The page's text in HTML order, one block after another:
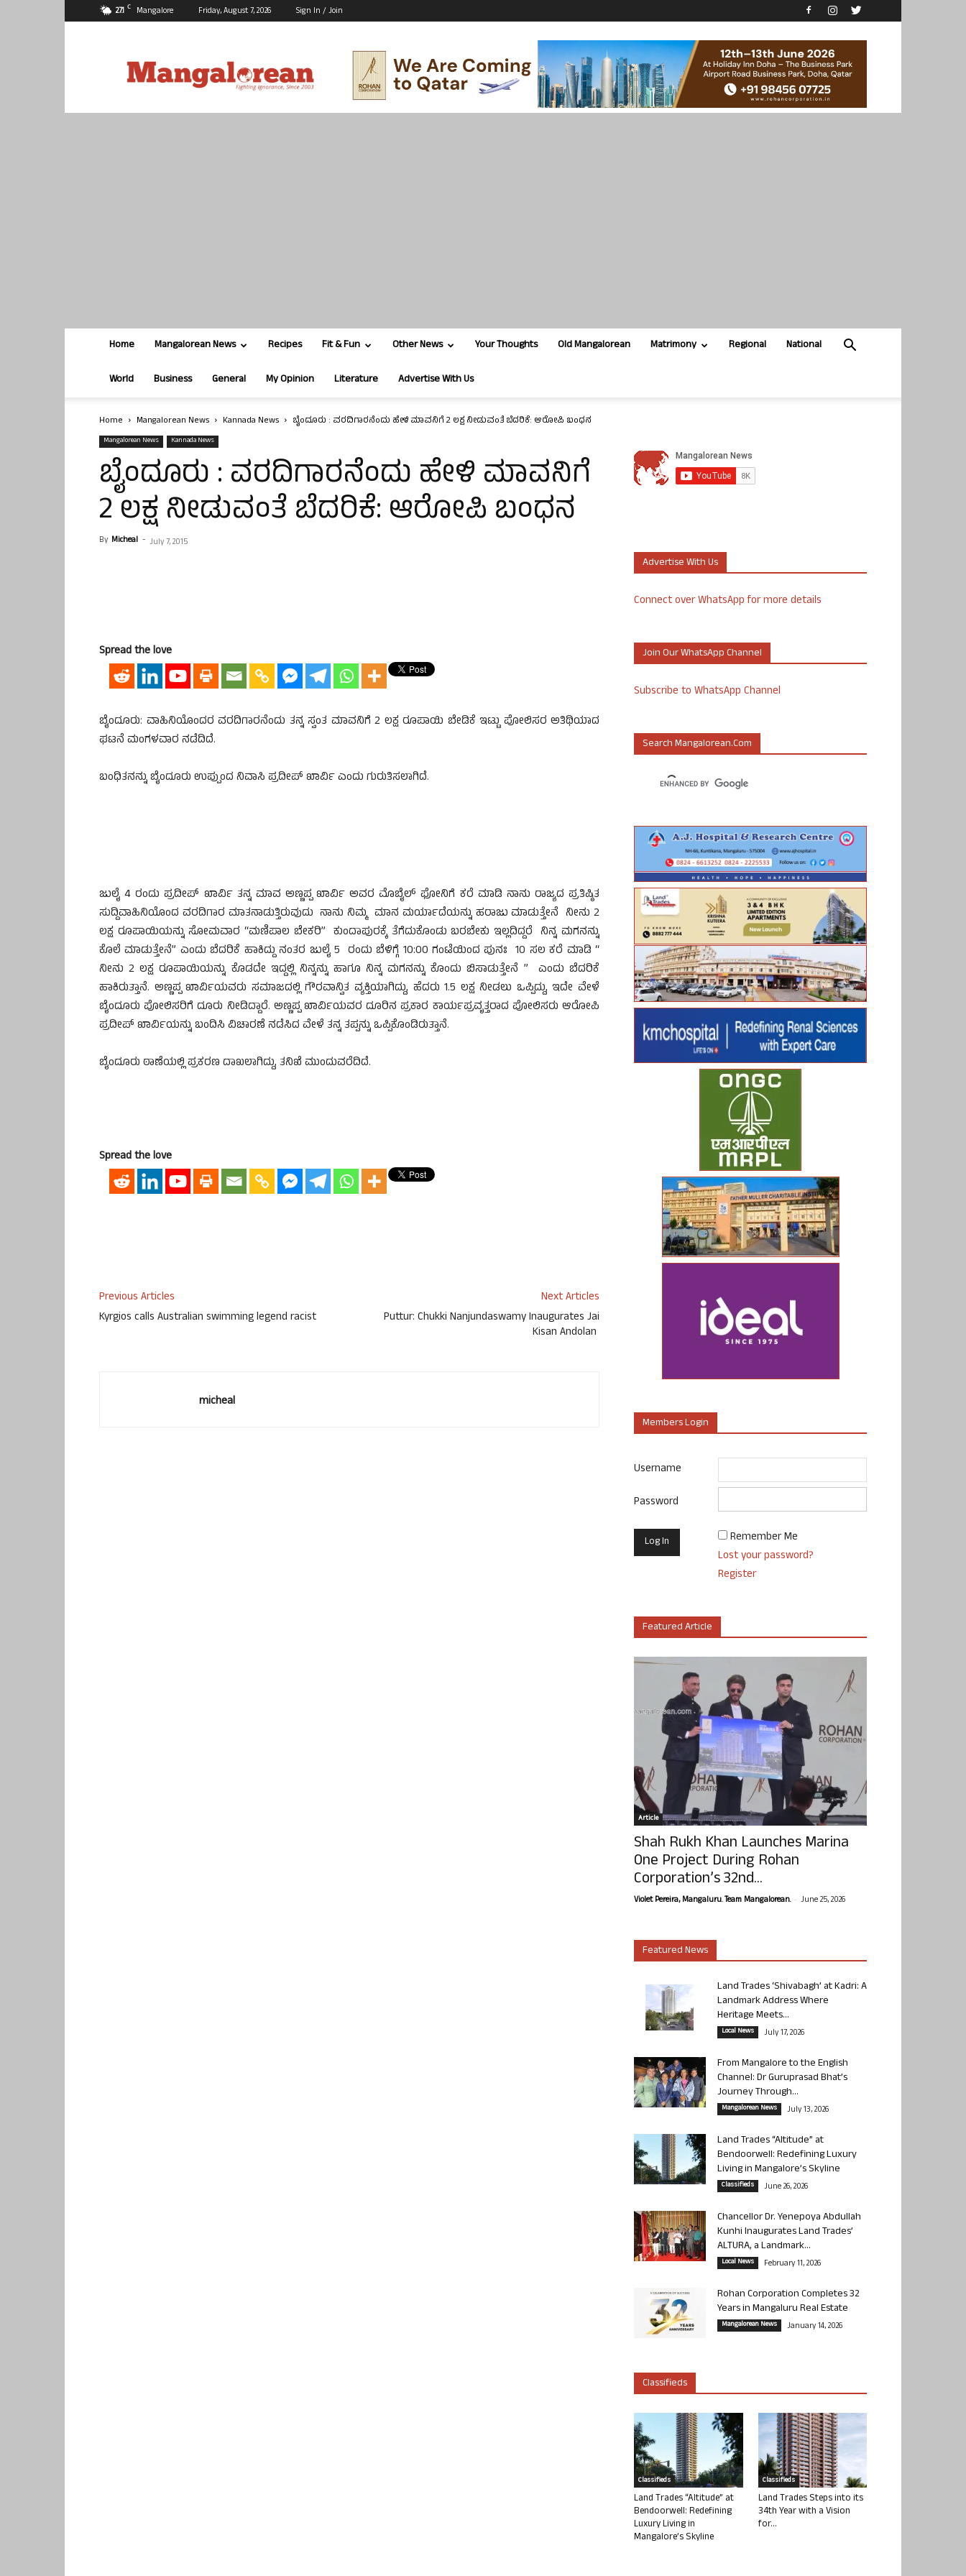
27.1 C Mangalore Friday, August 7, 2026 Sign In / Join
Home Mangalorean News Recipes Fit & Fun Other News Your Thoughts Old Mangalorean Matrimony Regional National
World Business General My Opinion Literature Advertise With Us
Home Mangalorean News Kannada News ಬೈಂದೂರು : ವರದಿಗಾರನೆಂದು ಹೇಳಿ ಮಾವನಿಗೆ 2 ಲಕ್ಷ ನೀಡುವಂತೆ ಬೆದರಿಕೆ: ಆರೋಪಿ ಬಂಧನ
Mangalorean News Kannada News
ಬೈಂದೂರು : ವರದಿಗಾರನೆಂದು ಹೇಳಿ ಮಾವನಿಗೆ
2 ಲಕ್ಷ ನೀಡುವಂತೆ ಬೆದರಿಕೆ: ಆರೋಪಿ ಬಂಧನ
By Micheal - July 7, 2015
Spread the love
ಬೈಂದೂರು: ವಾಹಿನಿಯೊಂದರ ವರದಿಗಾರನೆಂದು ತನ್ನ ಸ್ವಂತ ಮಾವನಿಗೆ 2 ಲಕ್ಷ ರೂಪಾಯಿ ಬೇಡಿಕೆ ಇಟ್ಟು ಪೋಲಿಸರ ಅತಿಥಿಯಾದ
ಘಟನೆ ಮಂಗಳವಾರ ನಡೆದಿದೆ.
ಬಂಧಿತನನ್ನು ಬೈಂದೂರು ಉಪ್ಪುಂದ ನಿವಾಸಿ ಪ್ರದೀಪ್ ಖಾರ್ವಿ ಎಂದು ಗುರುತಿಸಲಾಗಿದೆ.
ಜುಲೈ 4 ರಂದು ಪ್ರದೀಪ್ ಖಾರ್ವಿ ತನ್ನ ಮಾವ ಅಣ್ಣಪ್ಪ ಖಾರ್ವಿ ಅವರ ಮೊಬೈಲ್ ಫೋನಿಗೆ ಕರೆ ಮಾಡಿ ನಾನು ರಾಜ್ಯದ ಪ್ರತಿಷ್ಠಿತ
ಸುದ್ದಿವಾಹಿನಿಯೊಂದ ವರದಿಗಾರ ಮಾತನಾಡುತ್ತಿರುವುದು ನಾನು ನಿಮ್ಮ ಮಾನ ಮರ್ಯಾದೆಯನ್ನು ಹರಾಜು ಮಾಡುತ್ತೇನೆ ನೀನು 2
ಲಕ್ಷ ರೂಪಾಯಿಯನ್ನು ಸೋಮವಾರ “ಮಣಿಪಾಲ ಬೇಕರಿ” ಕುಂದಾಪುರಕ್ಕೆ ತೆಗೆದುಕೊಂಡು ಬರಬೇಕು ಇಲ್ಲದಿದ್ದರೆ ನಿನ್ನ ಮಗನನ್ನು
ಕೊಲೆ ಮಾಡುತ್ತೇನೆ” ಎಂದು ಬೆದರಿಕೆ ಹಾಕಿದ್ದು ನಂತರ ಜುಲೈ 5 ರಂದು ಬೆಳಿಗ್ಗೆ 10:00 ಗಂಟೆಯಿಂದ ಪುನಃ 10 ಸಲ ಕರೆ ಮಾಡಿ “
ನೀನು 2 ಲಕ್ಷ ರೂಪಾಯಿಯನ್ನು ಕೊಡದೇ ಇದ್ದಲ್ಲಿ ನಿನ್ನನ್ನು ಹಾಗೂ ನಿನ್ನ ಮಗನನ್ನು ಕೊಂದು ಬಿಸಾಡುತ್ತೇನೆ ” ಎಂದು ಬೆದರಿಕೆ
ಹಾಕಿರುತ್ತಾನೆ. ಅಣ್ಣಪ್ಪ ಖಾರ್ವಿಯವರು ಸಮಾಜದಲ್ಲಿ ಗೌರವಾನ್ವಿತ ವ್ಯಕ್ತಿಯಾಗಿದ್ದು, ಹೆದರು 1.5 ಲಕ್ಷ ನೀಡಲು ಒಪ್ಪಿದ್ದು, ಇದೇ ವೇಳೆ
ಬೈಂದೂರು ಪೋಲಿಸರಿಗೆ ದೂರು ನೀಡಿದ್ದಾರೆ. ಅಣ್ಣಪ್ಪ ಖಾರ್ವಿಯವರ ದೂರಿನ ಪ್ರಕಾರ ಕಾರ್ಯಪ್ರವೃತ್ತರಾದ ಪೋಲಿಸರು ಆರೋಪಿ
ಪ್ರದೀಪ್ ಖಾರ್ವಿಯನ್ನು ಬಂದಿಸಿ ವಿಚಾರಣೆ ನಡೆಸಿದ ವೇಳೆ ತನ್ನ ತಪ್ಪನ್ನು ಒಪ್ಪಿಕೊಂಡಿರುತ್ತಾನೆ.
ಬೈಂದೂರು ಠಾಣೆಯಲ್ಲಿ ಪ್ರಕರಣ ದಾಖಲಾಗಿದ್ದು, ತನಿಖೆ ಮುಂದುವರೆದಿದೆ.
Spread the love
Previous Articles
Kyrgios calls Australian swimming legend racist
Next Articles
Puttur: Chukki Nanjundaswamy Inaugurates Jai
Kisan Andolan
micheal
Advertise With Us
Connect over WhatsApp for more details
Join Our WhatsApp Channel
Subscribe to WhatsApp Channel
Search Mangalorean.com
Members Login
Username
Password
Remember Me
Lost your password?
Register
Featured Article
Article
Shah Rukh Khan Launches Marina
One Project During Rohan
Corporation’s 32nd...
Violet Pereira, Mangaluru. Team Mangalorean. - June 25, 2026
Featured News
Land Trades ‘Shivabagh’ at Kadri: A
Landmark Address Where
Heritage Meets...
Local News July 17, 2026
From Mangalore to the English
Channel: Dr Guruprasad Bhat’s
Journey Through...
Mangalorean News July 13, 2026
Land Trades “Altitude” at
Bendoorwell: Redefining Luxury
Living in Mangalore’s Skyline
Classifieds June 26, 2026
Chancellor Dr. Yenepoya Abdullah
Kunhi Inaugurates Land Trades’
ALTURA, a Landmark...
Local News February 11, 2026
Rohan Corporation Completes 32
Years in Mangaluru Real Estate
Mangalorean News January 14, 2026
Classifieds
Classifieds
Land Trades “Altitude” at
Bendoorwell: Redefining
Luxury Living in
Mangalore’s Skyline
Classifieds
Land Trades Steps into its
34th Year with a Vision
for...